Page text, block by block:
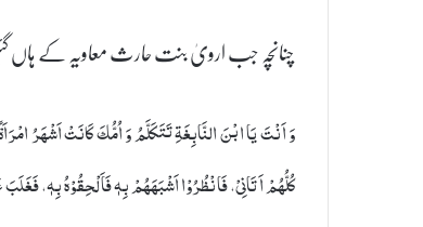
چنانچہ جب ارویٰ بنت حارث معاویہ کے ہاں
وَ اَنْتَ يَا ابْنَ النَّابِغَةِ تَتَكَلَّمُ وَ اُمُّكَ کَانَتْ اَشْهَرُ
كُلُّهُمْ اَتَانِیْ، فَانْظُرُوْا اَشْبَهَهُمْ بِهٖ فَاَلْحِقُوْهُ بِهٖ،